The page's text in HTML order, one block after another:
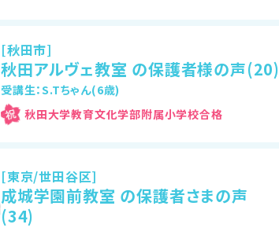
[秋田市]
秋田アルヴェ教室 の保護者様の声(20)
受講生：S.Tちゃん(6歳)
秋田大学教育文化学部附属小学校
[東京/世田谷区]
成城学園前教室 の保護者さまの声
(34)